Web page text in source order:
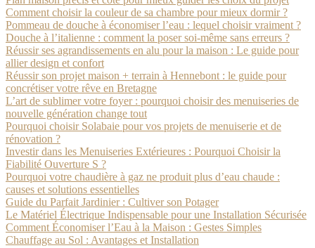
Comment choisir la couleur de sa chambre pour mieux dormir ?
Pommeau de douche à économiser l’eau : lequel choisir vraiment ?
Douche à l’italienne : comment la poser soi-même sans erreurs ?
Réussir ses agrandissements en alu pour la maison : Le guide pour
allier design et confort
Réussir son projet maison + terrain à Hennebont : le guide pour
concrétiser votre rêve en Bretagne
L’art de sublimer votre foyer : pourquoi choisir des menuiseries de
nouvelle génération change tout
Pourquoi choisir Solabaie pour vos projets de menuiserie et de
rénovation ?
Investir dans les Menuiseries Extérieures : Pourquoi Choisir la
Fiabilité Ouverture S ?
Pourquoi votre chaudière à gaz ne produit plus d’eau chaude :
causes et solutions essentielles
Guide du Parfait Jardinier : Cultiver son Potager
Le Matériel Électrique Indispensable pour une Installation Sécurisée
Comment Économiser l’Eau à la Maison : Gestes Simples
Chauffage au Sol : Avantages et Installation